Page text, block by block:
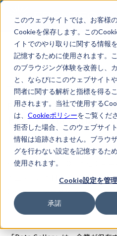
このウェブサイトでは、お客様
Cookieを保存します。この
イトでのやり取りに関する情報
記憶するために使用されます。
のブラウジング体験を改善し、
と、ならびにこのウェブサイト
問者に関する解析と指標を得る
用されます。当社で使用する
は、 Cookieポリシーをご覧くだ
拒否した場合、このウェブサイ
情報は追跡されません。ブラウ
グを行わない設定を記憶するた
使用されます。
Cookie設定を管
承諾
- 報道関係
FRONTEO、データの
ビス 「Data Cellar」
株式会社FRONTEO（本社：東
本正宏）は本日、データ記憶媒
Cellar」（データセラー）の提
す。